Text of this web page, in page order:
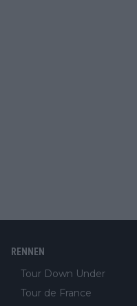
RENNEN
Tour Down Under
Tour de France